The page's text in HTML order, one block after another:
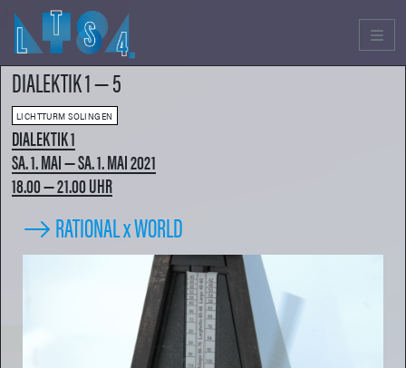
DIALEKTIK 1 — 5
LICHTTURM SOLINGEN
DIALEKTIK 1
SA. 1. MAI — SA. 1. MAI 2021
18.00 — 21.00 UHR
RATIONAL x WORLD